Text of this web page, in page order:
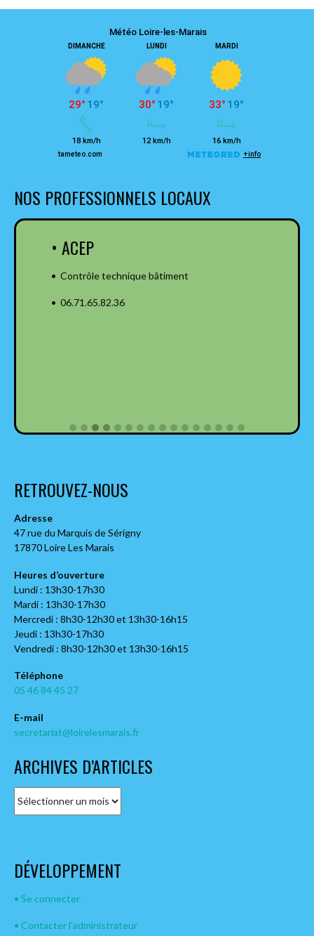
NOS PROFESSIONNELS LOCAUX
• ACEP
• Contrôle technique bâtiment
• 06.71.65.82.36
RETROUVEZ-NOUS
Adresse
47 rue du Marquis de Sérigny
17870 Loire Les Marais
Heures d’ouverture
Lundi : 13h30-17h30
Mardi : 13h30-17h30
Mercredi : 8h30-12h30 et 13h30-16h15
Jeudi : 13h30-17h30
Vendredi : 8h30-12h30 et 13h30-16h15
Téléphone
05 46 84 45 27
E-mail
secretariat@loirelesmarais.fr
ARCHIVES D’ARTICLES
v
s
’
DÉVELOPPEMENT
• Se connecter
• Contacter l’administrateur